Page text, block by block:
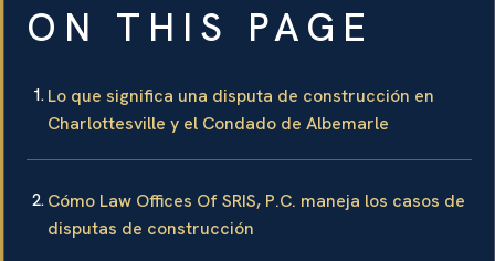
ON THIS PAGE
Lo que significa una disputa de construcción en
Charlottesville y el Condado de Albemarle
Cómo Law Offices Of SRIS, P.C. maneja los casos de
disputas de construcción